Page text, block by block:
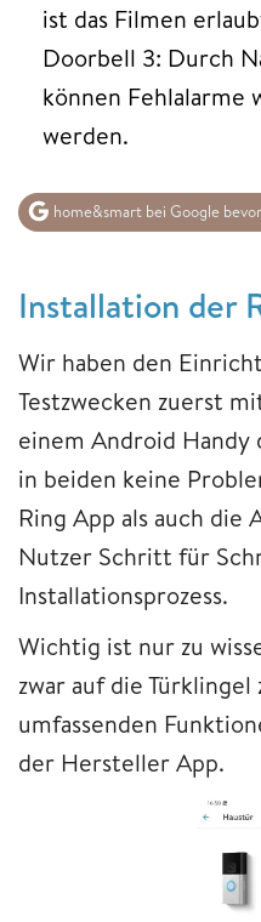
ist das Filmen
Doorbell 3: Durch
können
werden.
home&smart bei Google
Installation der
Wir haben den
Testzwecken zuerst
einem Android
in beiden keine
Ring App als auch die
Nutzer Schritt für
Installationsprozess.
Wichtig ist nur zu
zwar auf die
umfassenden
der Hersteller App.